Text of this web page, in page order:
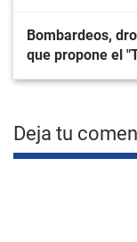
Bombardeos,
que propone el
Deja tu